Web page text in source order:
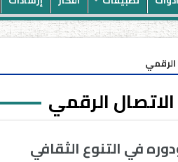
الرقمي
الاتصال الرقمي
في التنوع الثقافي